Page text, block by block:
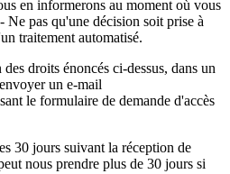
en informerons au moment où vous
Ne pas qu'une décision soit prise à
traitement automatisé.
droits énoncés ci-dessus, dans un
un e-mail
le formulaire de demande d'accès
30 jours suivant la réception de
nous prendre plus de 30 jours si